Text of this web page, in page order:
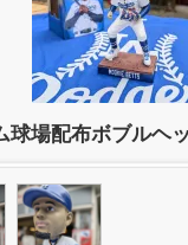
球場配布ボブルヘ